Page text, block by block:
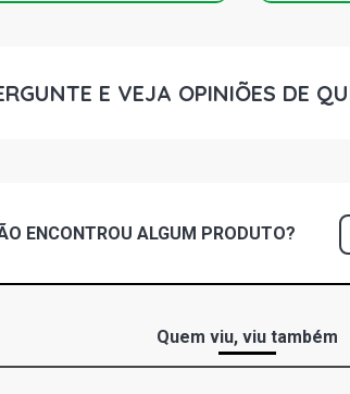
E VEJA OPINIÕES DE
ENCONTROU ALGUM PRODUTO?
Quem viu, viu também